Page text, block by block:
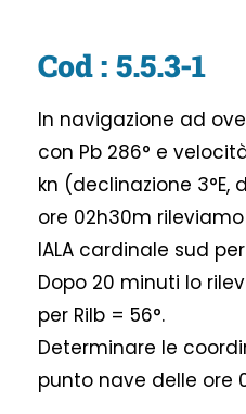
Cod : 5.5.3-1
In navigazione ad
con Pb 286° e
kn (declinazione 3°E,
ore 02h30m
IALA cardinale sud
Dopo 20 minuti lo
per Rilb = 56°.
Determinare le
punto nave delle ore